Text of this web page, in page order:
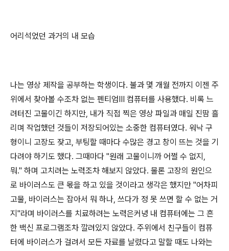
어리석었던 과거의 내 모습
나는 영상 제작을 공부하는 학생이다. 불과 몇 개월 전까지 이젠 주
위에서 찾아볼 수조차 없는 펜티엄Ⅲ 컴퓨터를 사용했다. 비록 느
려터진 고물이긴 하지만, 내가 직접 찍은 영상 파일과 매일 진땀 흘
리며 작업했던 것들이 저장되어있는 소중한 컴퓨터였다. 워낙 구
형이니 고장도 잦고, 부팅할 때마다 수많은 경고 창이 뜨는 것을 기
다려야 하기도 했다. 그때마다 "원래 고물이니까 어쩔 수 없지,
뭐." 하며 고치려는 노력조차 해보지 않았다. 물론 고장의 원인으
로 바이러스도 큰 몫을 하고 있을 것이라고 생각은 했지만 "어차피
고물, 바이러스는 잡아서 뭐 하나, 쓰다가 정 못 쓰면 할 수 없는 거
지"라며 바이러스를 치료하려는 노력은커녕 내 컴퓨터에는 그 흔
한 백신 프로그램조차 깔려있지 않았다. 주위에서 친구들이 컴퓨
터에 바이러스가 걸려서 모든 자료를 날렸다고 말할 때도 나와는